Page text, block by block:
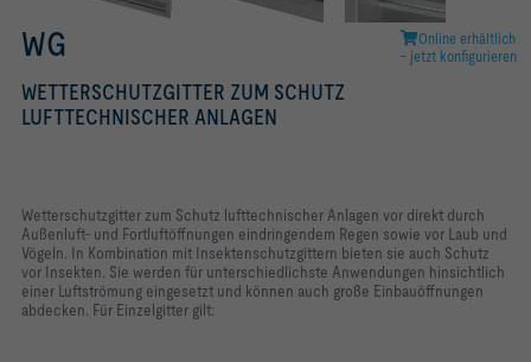
Online erhältlich
- jetzt konfigurieren
WG
WETTERSCHUTZGITTER ZUM SCHUTZ
LUFTTECHNISCHER ANLAGEN
Wetterschutzgitter zum Schutz lufttechnischer Anlagen vor direkt durch
Außenluft- und Fortluftöffnungen eindringendem Regen sowie vor Laub und
Vögeln. In Kombination mit Insektenschutzgittern bieten sie auch Schutz
vor Insekten. Sie werden für unterschiedlichste Anwendungen hinsichtlich
einer Luftströmung eingesetzt und können auch große Einbauöffnungen
abdecken. Für Einzelgitter gilt: